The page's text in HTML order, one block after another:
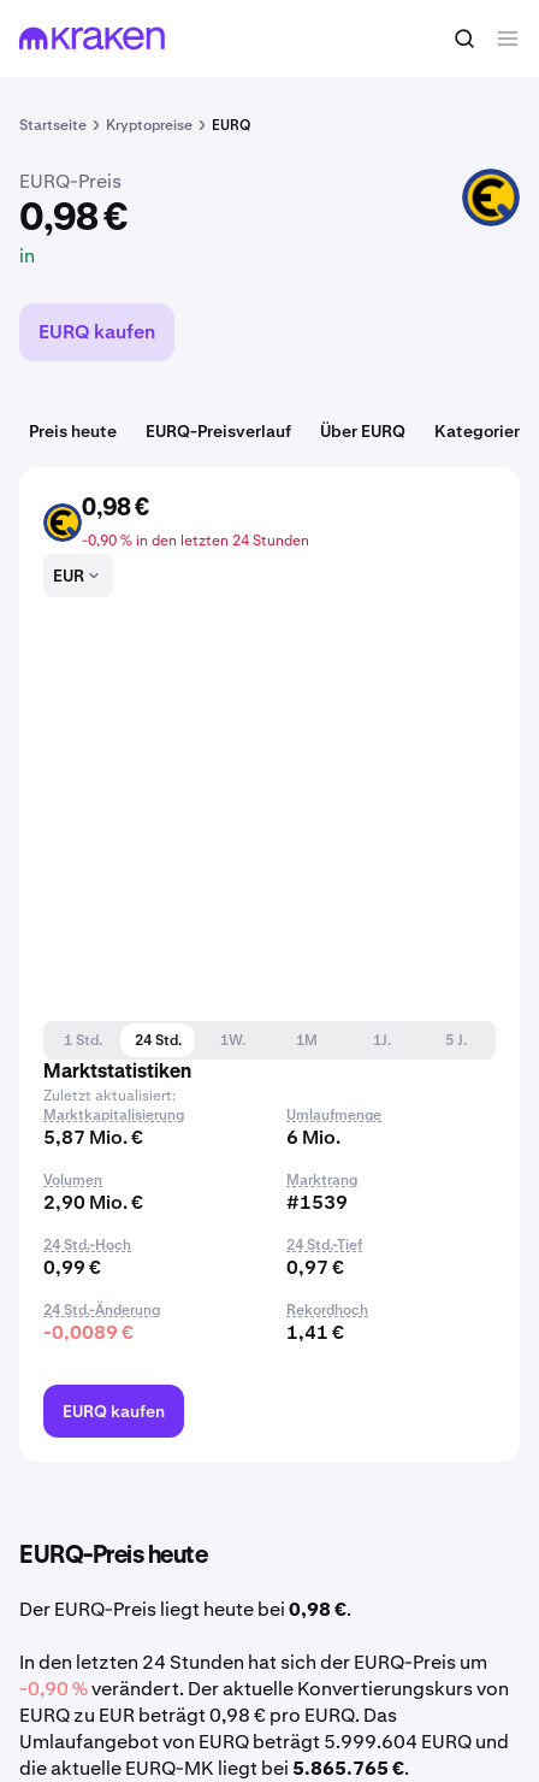
Startseite Kryptopreise EURQ
0,98 € EURQ kaufen
EURQ-Preis
0,98 €
in
EURQ
EURQ kaufen
Preis heute EURQ-Preisverlauf Über EURQ Kategorien
EURQ
0,98 €
-0,90 % in den letzten 24 Stunden
EUR
1 Std. 24 Std. 1W. 1M 1J.
5 J.
Marktstatistiken
Zuletzt aktualisiert:
Marktkapitalisierung
5,87 Mio. €
Umlaufmenge
6 Mio.
Volumen
2,90 Mio. €
Marktrang
#1539
24 Std.-Hoch
0,99 €
24 Std.-Tief
0,97 €
24 Std.-Änderung
-0,0089 €
Rekordhoch
1,41 €
EURQ kaufen
EURQ-Preis heute
Der EURQ-Preis liegt heute bei0,98 €.
In den letzten 24 Stunden hat sich der EURQ-Preis um
-0,90 %verändert. Der aktuelle Konvertierungskurs von
EURQ zu EUR beträgt 0,98 € pro EURQ. Das
Umlaufangebot von EURQ beträgt 5.999.604 EURQ und
die aktuelle EURQ-MK liegt bei 5.865.765 €.